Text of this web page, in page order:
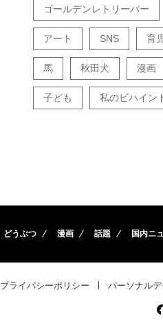
ゴールデンレトリーバー
アート SNS 育
馬 秋田犬 漫画
子ども 私のビハイン
どうぶつ 漫画 話題 国内ニ
プライバシーポリシー パーソナル